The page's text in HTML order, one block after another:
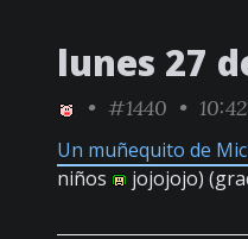
lunes 27
• #1440 •
Un muñequito de
niños
jojojojo)